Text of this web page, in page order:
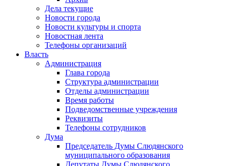
Дела текущие
Новости города
Новости культуры и спорта
Новостная лента
Телефоны организаций
Власть
Администрация
Глава города
Структура администрации
Отделы администрации
Время работы
Подведомственные учреждения
Реквизиты
Телефоны сотрудников
Дума
Председатель Думы Слюдянского
муниципального образования